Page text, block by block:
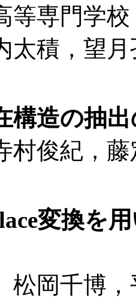
等専門学
太積，望月
構造の抽
俊紀，藤
変換を
岡千博，